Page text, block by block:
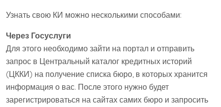
Узнать свою КИ можно несколькими способами:
Через Госуслуги
Для этого необходимо зайти на портал и отправить
запрос в Центральный каталог кредитных историй
(ЦККИ) на получение списка бюро, в которых хранится
информация о вас. После этого нужно будет
зарегистрироваться на сайтах самих бюро и запросить